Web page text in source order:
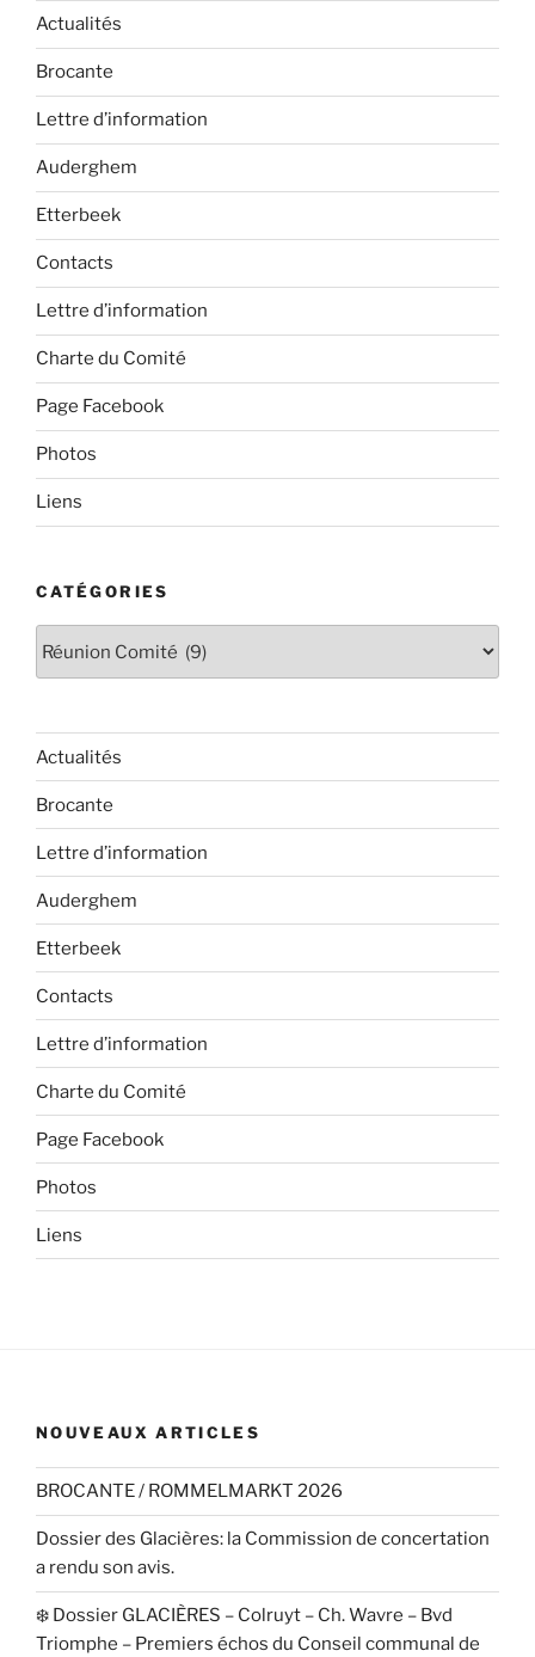
Actualités
Brocante
Lettre d’information
Auderghem
Etterbeek
Contacts
Lettre d’information
Charte du Comité
Page Facebook
Photos
Liens
CATÉGORIES
Actualités
Brocante
Lettre d’information
Auderghem
Etterbeek
Contacts
Lettre d’information
Charte du Comité
Page Facebook
Photos
Liens
NOUVEAUX ARTICLES
BROCANTE / ROMMELMARKT 2026
Dossier des Glacières: la Commission de concertation
a rendu son avis.
❄️ Dossier GLACIÈRES – Colruyt – Ch. Wavre – Bvd
Triomphe – Premiers échos du Conseil communal de